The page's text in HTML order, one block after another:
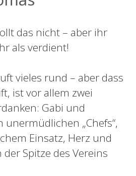
das nicht – aber ihr
als verdient!
vieles rund – aber dass
ist vor allem zwei
Gabi und
„Chefs“,
Einsatz, Herz und
Spitze des Vereins